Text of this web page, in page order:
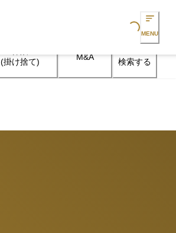
Loading...
MENU
(掛け捨て)
M&A 検索する